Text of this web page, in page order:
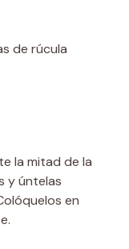
de rúcula
la mitad de la
y úntelas
en